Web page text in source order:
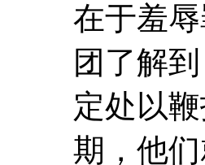
在于羞
团了解
定处以
期，他